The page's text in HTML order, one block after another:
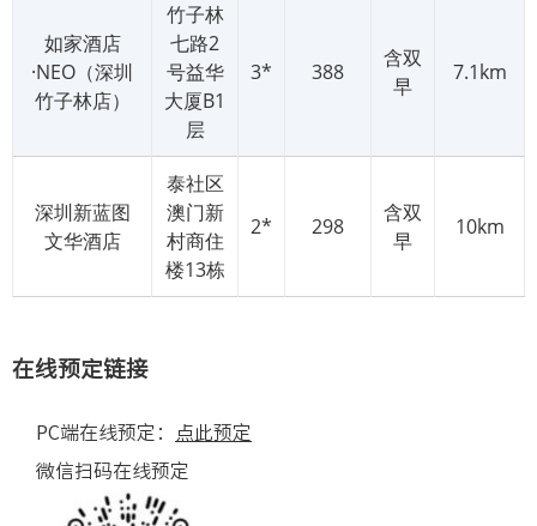
如家酒店
·NEO（深圳
竹子林店）
竹子林
七路2
号益华
大厦B1
层
3* 388
含双
早
7.1km
深圳新蓝图
文华酒店
泰社区
澳门新
村商住
楼13栋
2* 298
含双
早
10km
在线预定链接
PC端在线预定：
点此预定
微信扫码在线预定